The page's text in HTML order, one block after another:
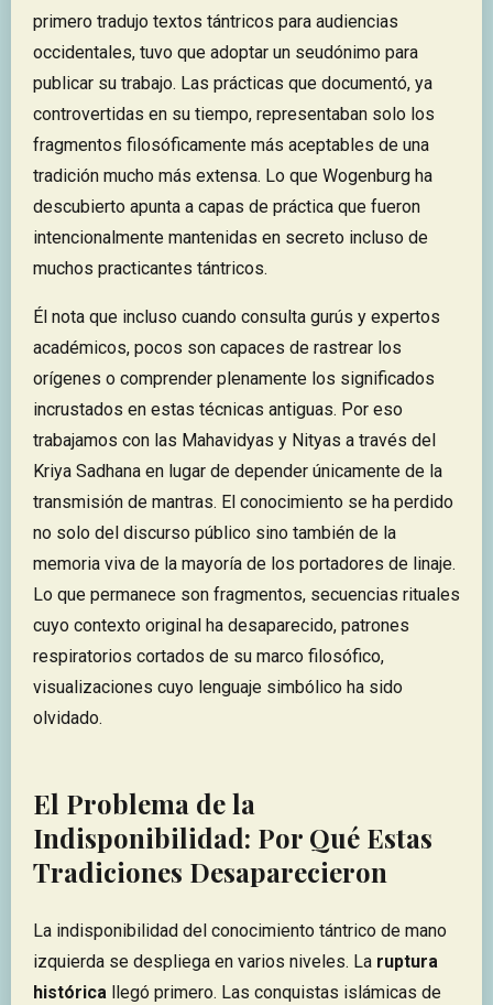
primero tradujo textos tántricos para audiencias
occidentales, tuvo que adoptar un seudónimo para
publicar su trabajo. Las prácticas que documentó, ya
controvertidas en su tiempo, representaban solo los
fragmentos filosóficamente más aceptables de una
tradición mucho más extensa. Lo que Wogenburg ha
descubierto apunta a capas de práctica que fueron
intencionalmente mantenidas en secreto incluso de
muchos practicantes tántricos.
Él nota que incluso cuando consulta gurús y expertos
académicos, pocos son capaces de rastrear los
orígenes o comprender plenamente los significados
incrustados en estas técnicas antiguas. Por eso
trabajamos con las Mahavidyas y Nityas a través del
Kriya Sadhana en lugar de depender únicamente de la
transmisión de mantras. El conocimiento se ha perdido
no solo del discurso público sino también de la
memoria viva de la mayoría de los portadores de linaje.
Lo que permanece son fragmentos, secuencias rituales
cuyo contexto original ha desaparecido, patrones
respiratorios cortados de su marco filosófico,
visualizaciones cuyo lenguaje simbólico ha sido
olvidado.
El Problema de la
Indisponibilidad: Por Qué Estas
Tradiciones Desaparecieron
La indisponibilidad del conocimiento tántrico de mano
izquierda se despliega en varios niveles. La ruptura
histórica llegó primero. Las conquistas islámicas de